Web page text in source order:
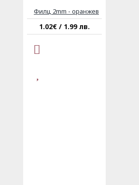
Филц 2mm - оранжев
1.02€ / 1.99 лв.